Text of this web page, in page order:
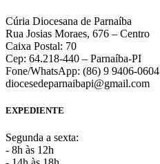
Cúria Diocesana de Parnaíba
Rua Josias Moraes, 676 – Centro
Caixa Postal: 70
Cep: 64.218-440 – Parnaíba-PI
Fone/WhatsApp: (86) 9 9406-0604
diocesedeparnaibapi@gmail.com
EXPEDIENTE
Segunda a sexta:
- 8h às 12h